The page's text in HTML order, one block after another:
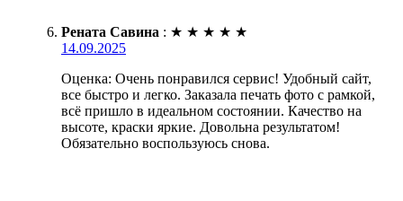
Рената Савина : ★ ★ ★ ★ ★
14.09.2025
Оценка: Очень понравился сервис! Удобный сайт,
все быстро и легко. Заказала печать фото с рамкой,
всё пришло в идеальном состоянии. Качество на
высоте, краски яркие. Довольна результатом!
Обязательно воспользуюсь снова.